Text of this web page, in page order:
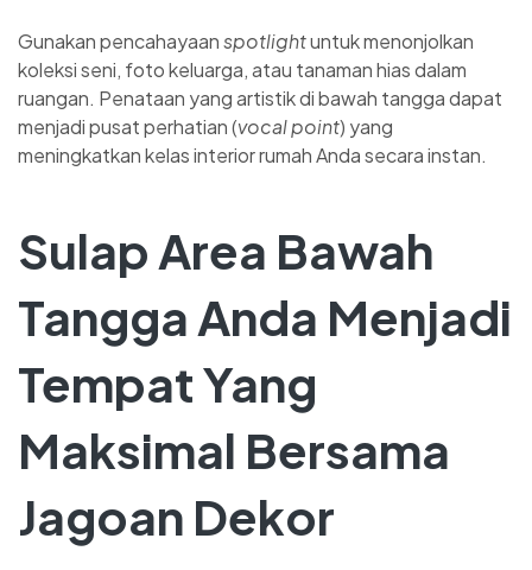
Gunakan pencahayaanspotlightuntuk menonjolkan
koleksi seni, foto keluarga, atau tanaman hias dalam
ruangan. Penataan yang artistik di bawah tangga dapat
menjadi pusat perhatian (vocal point) yang
meningkatkan kelas interior rumah Anda secara instan.
Sulap Area Bawah
Tangga Anda Menjadi
Tempat Yang
Maksimal Bersama
Jagoan Dekor